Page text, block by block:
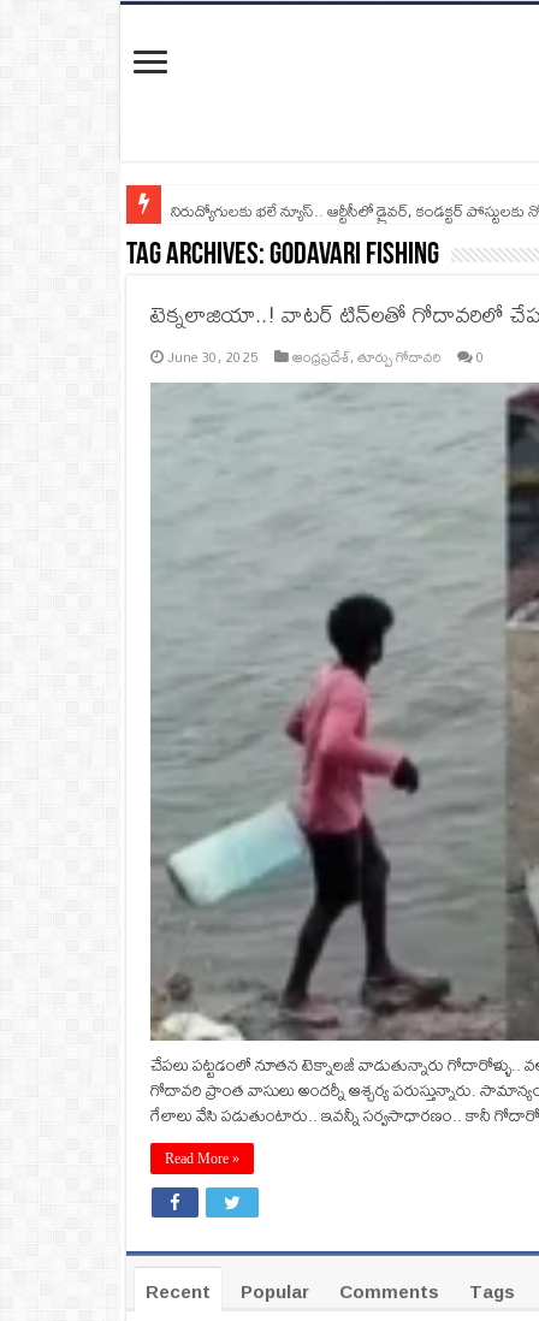
నిరుద్యోగులకు భలే న్యూస్.. ఆర్టీసీలో డ్రైవర్, కండక్టర్‌
Tag Archives:Godavari fishing
టెక్నలాజియా..! వాటర్ టిన్‌లతో గోదావరిలో చేపల
June 30, 2025 ఆంధ్రప్రదేశ్,తూర్పు గోదావరి 0
చేపలు పట్టడంలో నూతన టెక్నాలజీ వాడుతున్నారు గోదారోళ్ళు..
గోదావరి ప్రాంత వాసులు అందర్నీ ఆశ్చర్య పరుస్తున్నారు.
గేలాలు వేసి పడుతుంటారు.. ఇవన్నీ సర్వసాధారణం.. కానీ
Read More »
Recent Popular Comments
Tags